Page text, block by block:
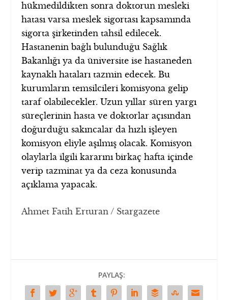
hükmedildikten sonra doktorun mesleki
hatası varsa meslek sigortası kapsamında
sigorta şirketinden tahsil edilecek.
Hastanenin bağlı bulunduğu Sağlık
Bakanlığı ya da üniversite ise hastaneden
kaynaklı hataları tazmin edecek. Bu
kurumların temsilcileri komisyona gelip
taraf olabilecekler. Uzun yıllar süren yargı
süreçlerinin hasta ve doktorlar açısından
doğurduğu sakıncalar da hızlı işleyen
komisyon eliyle aşılmış olacak. Komisyon
olaylarla ilgili kararını birkaç hafta içinde
verip tazminat ya da ceza konusunda
açıklama yapacak.
Ahmet Fatih Erturan / Stargazete
PAYLAŞ: